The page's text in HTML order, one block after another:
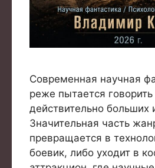
Современная научная
реже пытается говорить
действительно больших
Значительная часть
превращается в
боевик, либо уходит в